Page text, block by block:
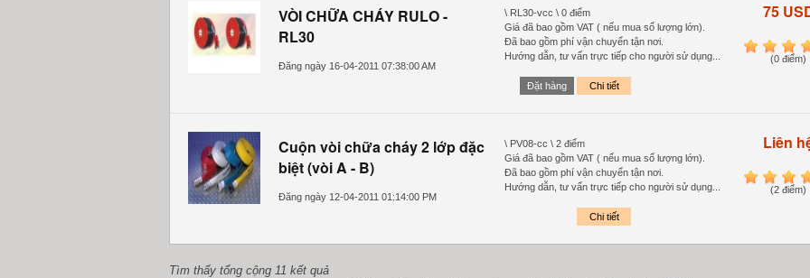
VÒI CHỮA CHÁY RULO -
RL30
Đăng ngày 16-04-2011 07:38:00 AM
\ RL30-vcc \ 0 điểm
Giá đã bao gồm VAT ( nếu mua số lượng lớn).
Đã bao gồm phí vận chuyển tận nơi.
Hướng dẫn, tư vấn trực tiếp cho người sử dụng...
Đặt hàng Chi tiết
75
1 2 3 4
(0 điểm)
Cuộn vòi chữa cháy 2 lớp đặc
biệt (vòi A - B)
Đăng ngày 12-04-2011 01:14:00 PM
\ PV08-cc \ 2 điểm
Giá đã bao gồm VAT ( nếu mua số lượng lớn).
Đã bao gồm phí vận chuyển tận nơi.
Hướng dẫn, tư vấn trực tiếp cho người sử dụng...
Chi tiết
Liên
1 2 3 4
(2 điểm)
Tìm thấy tổng cộng 11 kết quả